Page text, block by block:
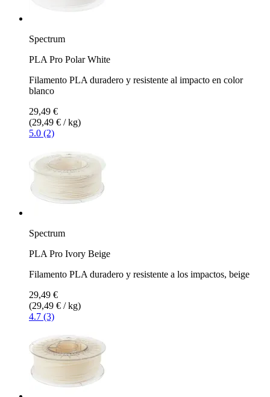
Spectrum
PLA Pro Polar White
Filamento PLA duradero y resistente al impacto en color
blanco
29,49 €
(29,49 € / kg)
5.0 (2)
Spectrum
PLA Pro Ivory Beige
Filamento PLA duradero y resistente a los impactos, beige
29,49 €
(29,49 € / kg)
4.7 (3)